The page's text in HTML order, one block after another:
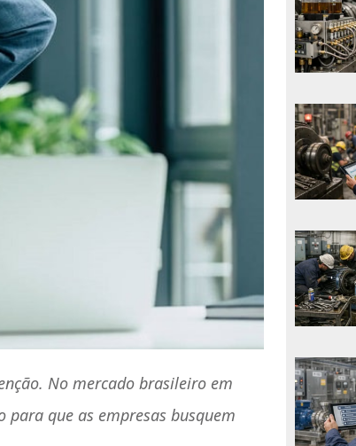
No mercado brasileiro em
que as empresas busquem